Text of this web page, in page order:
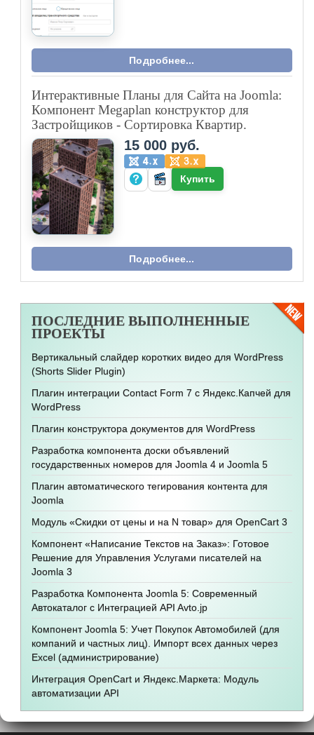
Подробнее...
Интерактивные Планы для Сайта на Joomla:
Компонент Megaplan конструктор для
Застройщиков - Сортировка Квартир.
15 000 руб.
Купить
Подробнее...
ПОСЛЕДНИЕ ВЫПОЛНЕННЫЕ
ПРОЕКТЫ
Вертикальный слайдер коротких видео для WordPress
(Shorts Slider Plugin)
Плагин интеграции Contact Form 7 с Яндекс.Капчей для
WordPress
Плагин конструктора документов для WordPress
Разработка компонента доски объявлений
государственных номеров для Joomla 4 и Joomla 5
Плагин автоматического тегирования контента для
Joomla
Модуль «Скидки от цены и на N товар» для OpenCart 3
Компонент «Написание Текстов на Заказ»: Готовое
Решение для Управления Услугами писателей на
Joomla 3
Разработка Компонента Joomla 5: Современный
Автокаталог с Интеграцией API Avto.jp
Компонент Joomla 5: Учет Покупок Автомобилей (для
компаний и частных лиц). Импорт всех данных через
Excel (администрирование)
Интеграция OpenCart и Яндекс.Маркета: Модуль
автоматизации API